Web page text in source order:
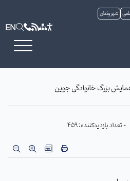
شهروندان
EN
بزرگ خانوادگی جوین
- تعداد بازدیدکننده: 459